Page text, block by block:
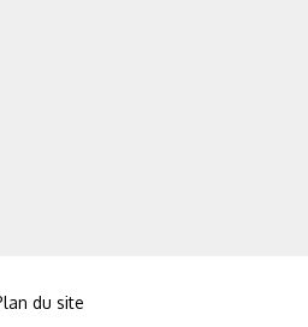
du site